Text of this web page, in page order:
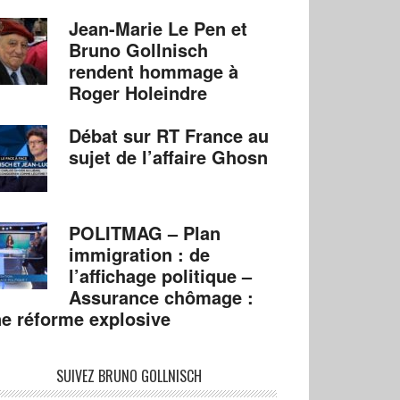
Jean-Marie Le Pen et
Bruno Gollnisch
rendent hommage à
Roger Holeindre
Débat sur RT France au
sujet de l’affaire Ghosn
POLITMAG – Plan
immigration : de
l’affichage politique –
Assurance chômage :
réforme explosive
SUIVEZ BRUNO GOLLNISCH